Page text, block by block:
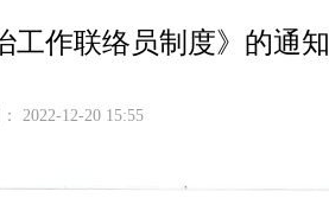
工作联络员制度》的通知
2022-12-20 15:55